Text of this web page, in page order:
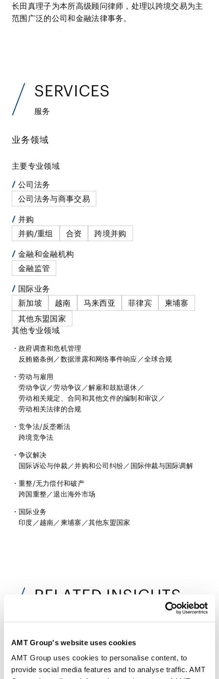
AMT Group's website uses cookies
AMT Group uses cookies to personalise content, to
provide social media features and to analyse traffic. AMT
长田真理子为本所高级顾问律师，处理以跨境交易为主
范围广泛的公司和金融法律事务。
SERVICES
服务
业务领域
主要专业领域
公司法务
公司法务与商事交易
并购
并购/重组
合资 跨境并购
金融和金融机构
金融监管
国际业务
新加坡
越南 马来西亚 菲律宾
柬埔寨
其他东盟国家
其他专业领域
政府调查和危机管理
反贿赂条例／数据泄露和网络事件响应／全球合规
劳动与雇用
劳动争议／劳动争议 ／解雇和鼓励退休／
劳动相关规定、合同和其他文件的编制和审议 ／
劳动相关法律的合规
竞争法/反垄断法
跨境竞争法
争议解决
国际诉讼与仲裁／并购和公司纠纷／ 国际仲裁与国际调解
重整/无力偿付和破产
跨国重整／退出海外市场
国际业务
印度／越南／ 柬埔寨 ／其他东盟国家
RELATED INSIGHTS
SEMINARS
研讨会